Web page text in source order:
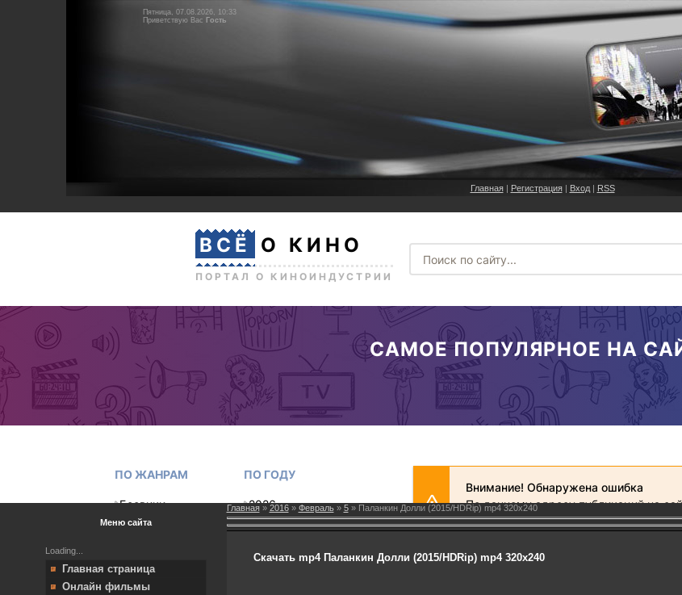
Пятница, 07.08.2026, 10:33
Приветствую Вас Гость
Главная| Регистрация| Вход| RSS
Меню сайта
Loading...
Главная страница
Онлайн фильмы
Главная» 2016 » Февраль » 5» Паланкин Долли (2015/HDRip) mp4 320х240
Скачать mp4 Паланкин Долли (2015/HDRip) mp4 320х240